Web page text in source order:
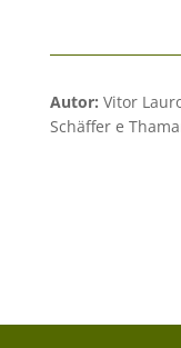
Autor: Vitor
Schäffer e